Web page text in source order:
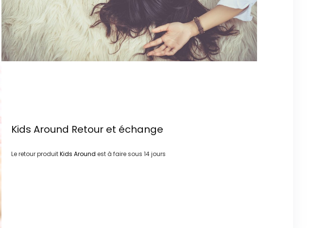
Kids Around Retour et échange
Le retour produitKids Around est à faire sous 14 jours